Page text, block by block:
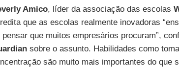
Amico, líder da associação das escolas
que as escolas realmente inovadoras
pensar que muitos empresários procuram”,
sobre o assunto. Habilidades como
são muito mais importantes do que